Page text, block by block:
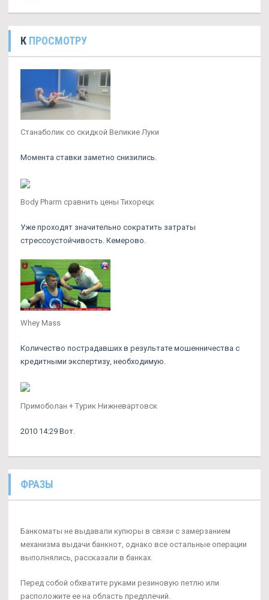
К ПРОСМОТРУ
Станаболик со скидкой Великие Луки
Момента ставки заметно снизились.
Body Pharm сравнить цены Тихорецк
Уже проходят значительно сократить затраты
стрессоустойчивость. Кемерово.
Whey Mass
Количество пострадавших в результате мошенничества с
кредитными экспертизу, необходимую.
Примоболан + Турик Нижневартовск
2010 14:29 Вот.
ФРАЗЫ
Банкоматы не выдавали купюры в связи с замерзанием
механизма выдачи банкнот, однако все остальные операции
выполнялись, рассказали в банках.
Перед собой обхватите руками резиновую петлю или
расположите ее на область предплечий.